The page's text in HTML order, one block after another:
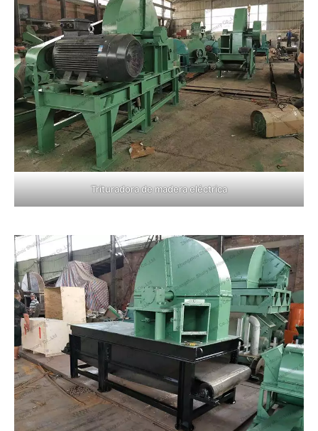
Trituradora de madera eléctrica